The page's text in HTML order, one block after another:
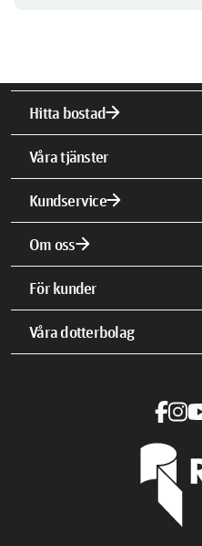
Hitta bostadarrow_forward
Våra tjänster
Kundservicearrow_forward
Om ossarrow_forward
För kunder
Våra dotterbolag